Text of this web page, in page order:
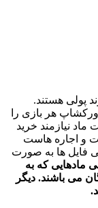
پولی هستند.
هر بازی را
ماد نیازمند خرید
و اجاره هاست
فایل ها به صورت
مادهایی که به
می باشند. دیگر